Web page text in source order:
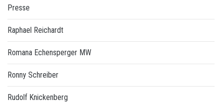
Presse
Raphael Reichardt
Romana Echensperger MW
Ronny Schreiber
Rudolf Knickenberg